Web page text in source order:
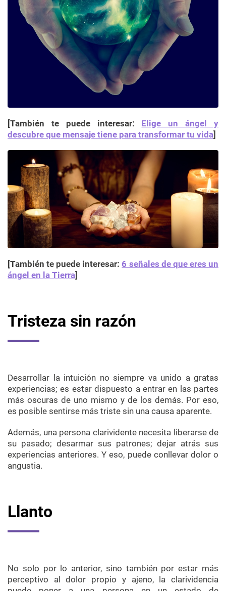
[También te puede interesar: Elige un ángel y
descubre que mensaje tiene para transformar tu vida]
[También te puede interesar: 6 señales de que eres un
ángel en la Tierra]
Tristeza sin razón
Desarrollar la intuición no siempre va unido a gratas
experiencias; es estar dispuesto a entrar en las partes
más oscuras de uno mismo y de los demás. Por eso,
es posible sentirse más triste sin una causa aparente.
Además, una persona clarividente necesita liberarse de
su pasado; desarmar sus patrones; dejar atrás sus
experiencias anteriores. Y eso, puede conllevar dolor o
angustia.
Llanto
No solo por lo anterior, sino también por estar más
perceptivo al dolor propio y ajeno, la clarividencia